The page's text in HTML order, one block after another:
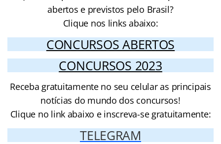
abertos e previstos pelo Brasil?
Clique nos links abaixo:
CONCURSOS ABERTOS
CONCURSOS 2023
Receba gratuitamente no seu celular as principais
notícias do mundo dos concursos!
Clique no link abaixo e inscreva-se gratuitamente:
TELEGRAM